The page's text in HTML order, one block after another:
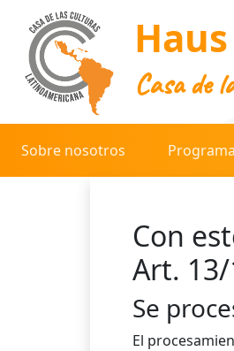
Casa de
Sobre nosotros
Con
Art. 13/
Se
El